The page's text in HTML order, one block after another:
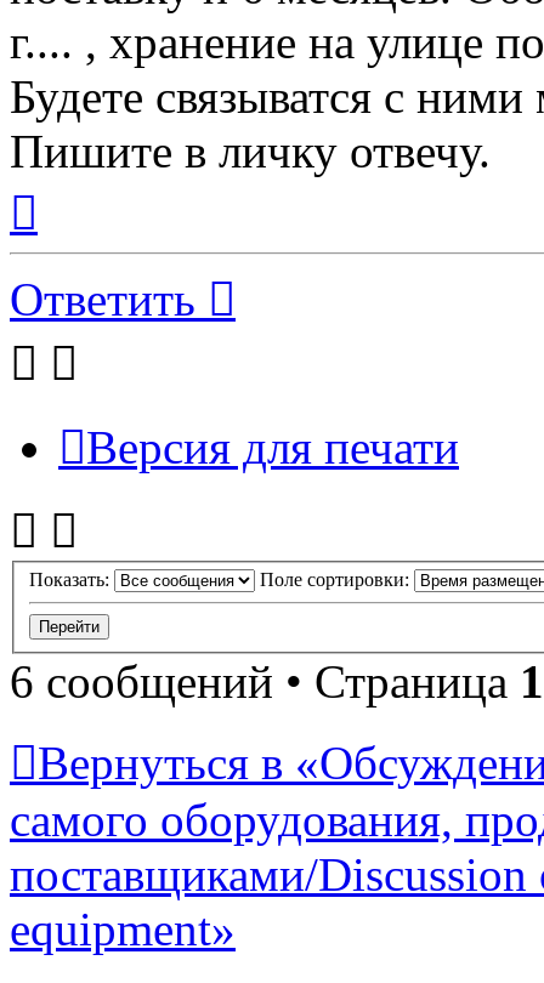
г.... , хранение на улице
Будете связыватся с
Пишите в личку отвечу.
началу
Ответить
Версия для печати
Показать: Поле сортировки:
6 сообщений • Страница 1
Вернуться в
самого оборудования,
поставщиками/Discussion
equipment»